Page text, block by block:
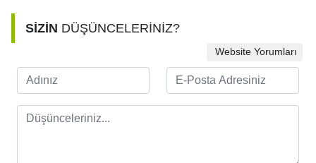
SİZİN DÜŞÜNCELERİNİZ?
Website Yorumları